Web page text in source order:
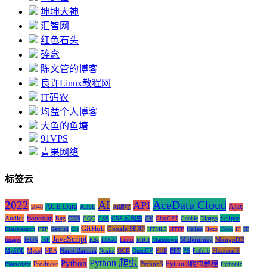
坤坤大神
汇智网
红色石头
碎念
陈文管的博客
良许Linux教程网
IT码农
均益个人博客
大鱼的鱼塘
91VPS
青果网络
标签云
2022 2048 ACE Data ADSL AI AI编程 API AceData Cloud Ajax
Audios Bootstrap Bug CDN CQC CSS CSS 反爬虫 CV ChatGPT Cookie Django Eclipse
Elasticsearch FTP Gemini Git GitHub Google SERP HTML5 HTTP Hailuo Hexo Hook IP IT
Images JSON JSP JavaScript K8s LOGO Linux MIUI Markdown Midjourney MongoDB
MySQL Mysql NBA Nano Banana Nexior OCR OpenCV PHP PPT PS Pathlib PhantomJS
Playwright Producer Python Python 爬虫 Python3 Python3爬虫教程 Pythonic